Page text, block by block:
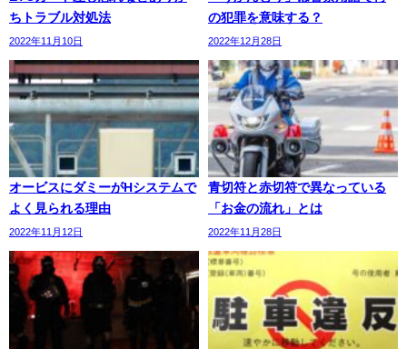
ちトラブル対処法
2022年11月10日
の犯罪を意味する？
2022年12月28日
オービスにダミーがHシステムで
よく見られる理由
2022年11月12日
青切符と赤切符で異なっている
「お金の流れ」とは
2022年11月28日